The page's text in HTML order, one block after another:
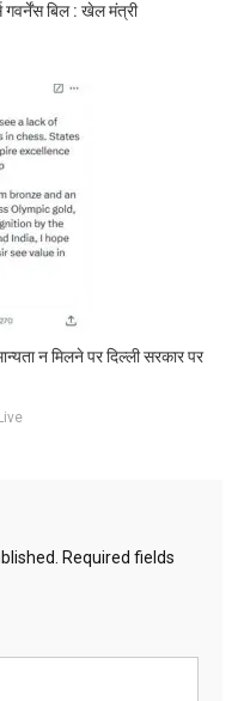
बिल : खेल मंत्री
न मिलने पर दिल्ली सरकार पर
Required fields